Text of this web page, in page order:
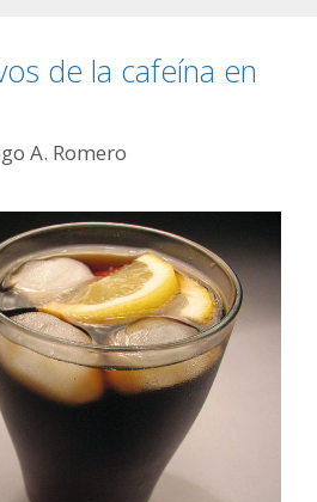
de la cafeína en
A. Romero